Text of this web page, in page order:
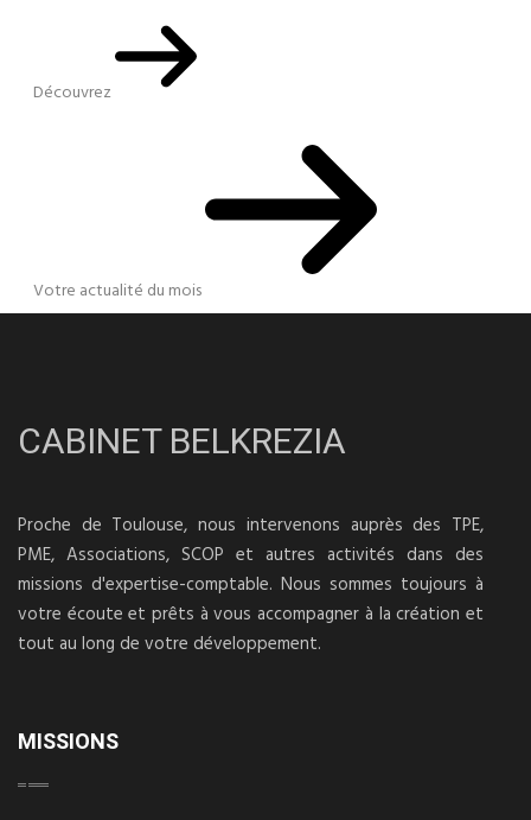
Découvrez
Votre actualité du mois
CABINET BELKREZIA
Proche de Toulouse, nous intervenons auprès des TPE,
PME, Associations, SCOP et autres activités dans des
missions d'expertise-comptable. Nous sommes toujours à
votre écoute et prêts à vous accompagner à la création et
tout au long de votre développement.
MISSIONS